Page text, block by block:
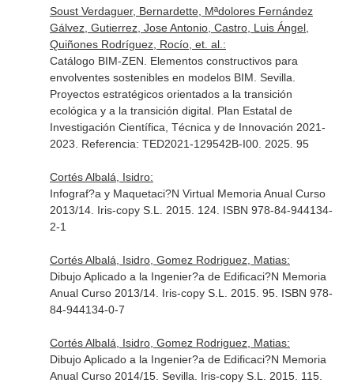
Soust Verdaguer, Bernardette, Mªdolores Fernández
Gálvez, Gutierrez, Jose Antonio, Castro, Luis Ángel,
Quiñones Rodríguez, Rocío, et. al.:
Catálogo BIM-ZEN. Elementos constructivos para
envolventes sostenibles en modelos BIM. Sevilla.
Proyectos estratégicos orientados a la transición
ecológica y a la transición digital. Plan Estatal de
Investigación Científica, Técnica y de Innovación 2021-
2023. Referencia: TED2021-129542B-I00. 2025. 95
Cortés Albalá, Isidro:
Infograf?a y Maquetaci?N Virtual Memoria Anual Curso
2013/14. Iris-copy S.L. 2015. 124. ISBN 978-84-944134-
2-1
Cortés Albalá, Isidro, Gomez Rodriguez, Matias:
Dibujo Aplicado a la Ingenier?a de Edificaci?N Memoria
Anual Curso 2013/14. Iris-copy S.L. 2015. 95. ISBN 978-
84-944134-0-7
Cortés Albalá, Isidro, Gomez Rodriguez, Matias:
Dibujo Aplicado a la Ingenier?a de Edificaci?N Memoria
Anual Curso 2014/15. Sevilla. Iris-copy S.L. 2015. 115.